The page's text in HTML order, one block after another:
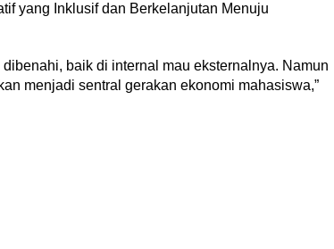
yang Inklusif dan Berkelanjutan Menuju
baik di internal mau eksternalnya. Namun
menjadi sentral gerakan ekonomi mahasiswa,”